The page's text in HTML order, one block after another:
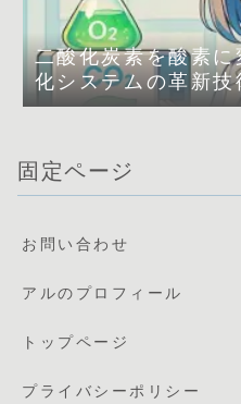
二酸化炭素を酸素
化システムの革新技
固定ページ
お問い合わせ
アルのプロフィール
トップページ
プライバシーポリシー